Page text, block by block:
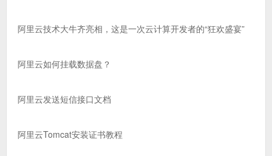
阿里云技术大牛齐亮相，这是一次云计算开发者的“狂欢盛宴”
阿里云如何挂载数据盘？
阿里云发送短信接口文档
阿里云Tomcat安装证书教程